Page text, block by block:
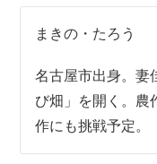
まきの・たろう
名古屋市出身。妻
び畑」を開く。農
作にも挑戦予定。